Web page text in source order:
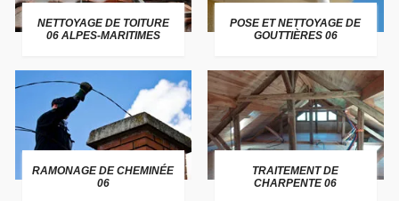
NETTOYAGE DE TOITURE
06 ALPES-MARITIMES
POSE ET NETTOYAGE DE
GOUTTIÈRES 06
RAMONAGE DE CHEMINÉE
06
TRAITEMENT DE
CHARPENTE 06